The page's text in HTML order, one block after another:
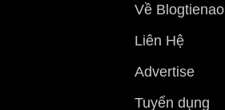
Về Blogtienao
Liên Hệ
Advertise
Tuyển dụng